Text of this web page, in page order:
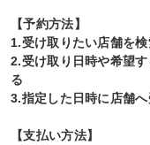
【予約方法】
1.受け取りたい店舗を
2.受け取り日時や希望
る
3.指定した日時に店舗へ
【支払い方法】